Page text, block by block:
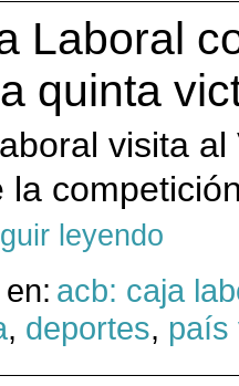
Laboral
quinta
visita
la
leyendo
acb: caja
, deportes, país